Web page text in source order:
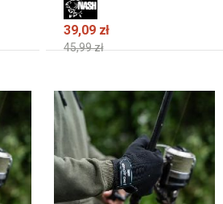
39,09 zł
45,99 zł